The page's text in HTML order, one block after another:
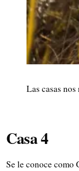
Las casas
Casa 4
Se le conoce como